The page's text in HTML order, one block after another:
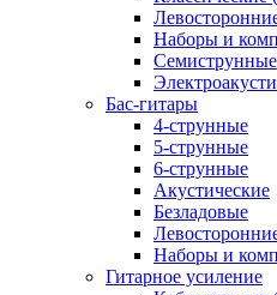
Наборы и
Бас-гитары
4-струнные
5-струнные
6-струнные
Акустические
Безладовые
Наборы и
Гитарное усиление